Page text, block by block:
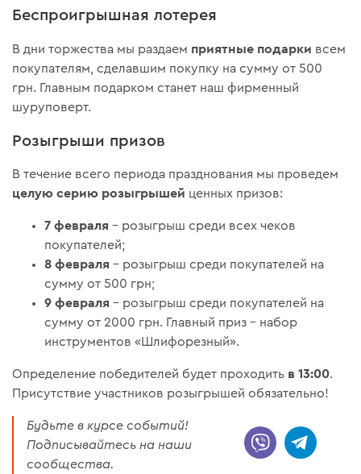
Беспроигрышная лотерея
В дни торжества мы раздаем приятные подарки всем
покупателям, сделавшим покупку на сумму от 500
грн. Главным подарком станет наш фирменный
шуруповерт.
Розыгрыши призов
В течение всего периода празднования мы проведем
целую серию розыгрышей ценных призов:
7 февраля – розыгрыш среди всех чеков
покупателей;
8 февраля – розыгрыш среди покупателей на
сумму от 500 грн;
9 февраля – розыгрыш среди покупателей на
сумму от 2000 грн. Главный приз – набор
инструментов «Шлифорезный».
Определение победителей будет проходить в 13:00.
Присутствие участников розыгрышей обязательно!
Будьте в курсе событий!
Подписывайтесь на наши
сообщества.